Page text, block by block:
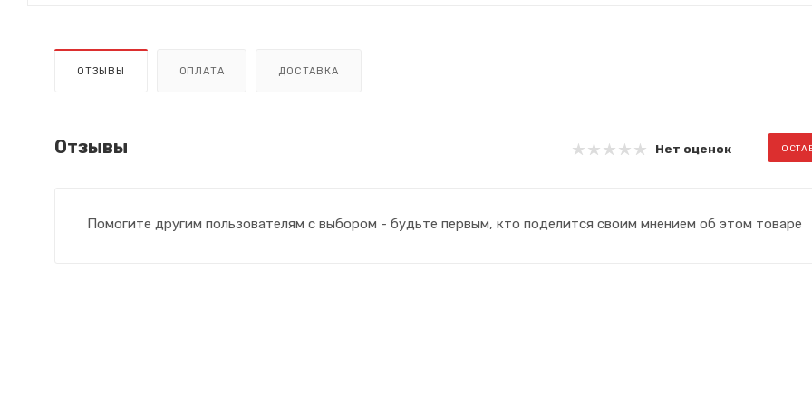
ОТЗЫВЫ ОПЛАТА ДОСТАВКА
Отзывы Нет оценок
Помогите другим пользователям с выбором - будьте первым, кто поделится своим мнением об этом товаре